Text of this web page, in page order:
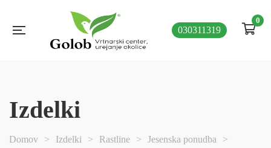
030311319
0
Izdelki
Domov > Izdelki > Rastline > Jesenska ponudba
>